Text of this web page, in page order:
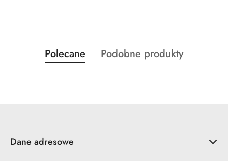
Pomiń karuzelę produktów
Produkty
o
Polecane
Produkty
Podobne produkty
Dane adresowe